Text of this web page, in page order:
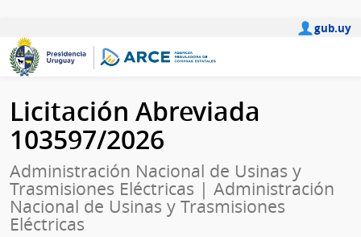
gub.uy
Licitación Abreviada
103597/2026
Administración Nacional de Usinas y
Trasmisiones Eléctricas | Administración
Nacional de Usinas y Trasmisiones
Eléctricas